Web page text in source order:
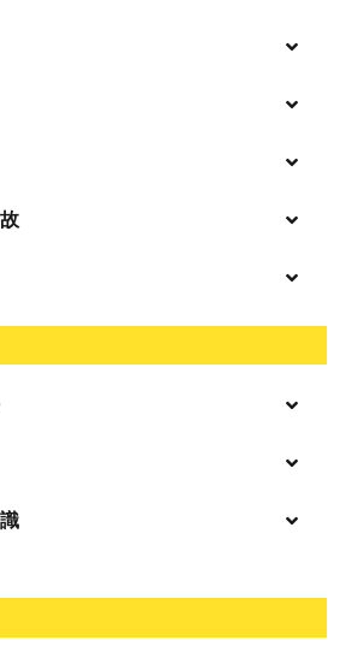
禁
ぞき
強姦
助交際
せつ，わいせつ物頒布，淫
ッグ
・当て逃げ
火
てほしい
続